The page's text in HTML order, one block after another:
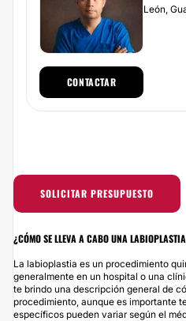
León,
CONTACTAR
SOLICITAR PRESUPUESTO
¿CÓMO SE LLEVA A CABO UNA
La labioplastia es un procedimiento
generalmente en un hospital o una
te brindo una descripción general de
procedimiento, aunque es importante
específicos pueden variar según el